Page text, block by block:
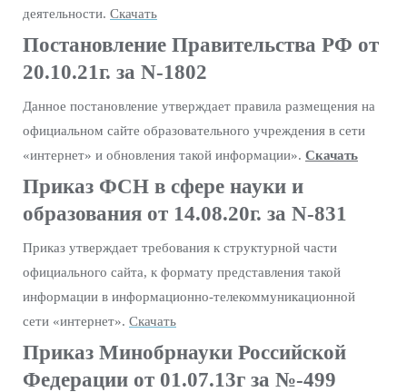
деятельности. Скачать
Постановление Правительства РФ от
20.10.21г. за N-1802
Данное постановление утверждает правила размещения на
официальном сайте образовательного учреждения в сети
«интернет» и обновления такой информации». Скачать
Приказ ФСН в сфере науки и
образования от 14.08.20г. за N-831
Приказ утверждает требования к структурной части
официального сайта, к формату представления такой
информации в информационно-телекоммуникационной
сети «интернет». Скачать
Приказ Минобрнауки Российской
Федерации от 01.07.13г за №-499